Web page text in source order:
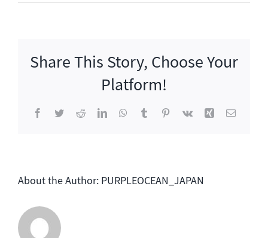
ぴ
号
売
Share This Story, Choose Your
Platform!
Facebook
TwitterRedditLinkedInWhatsApp
TumblrPinterest
Vk Xing 電
About the Author: PURPLEOCEAN_JAPAN